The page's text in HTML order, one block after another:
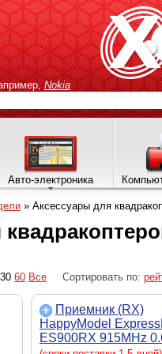
Nokia
Авто-электроника
» Аксессуары для
30 60 Все Сортировать по:
Приемник (RX)
HappyModel
ES900RX 915MHz